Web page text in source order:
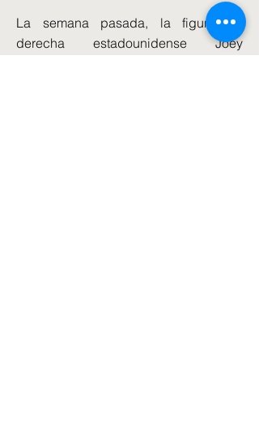
La semana pasada, la figura de
derecha estadounidense Joey